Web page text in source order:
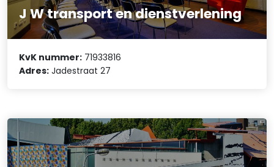
J W transport en dienstverlening
KvK nummer: 71933816
Adres: Jadestraat 27